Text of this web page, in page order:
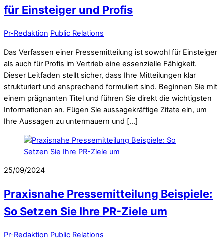
für Einsteiger und Profis
Pr-Redaktion Public Relations
Das Verfassen einer Pressemitteilung ist sowohl für Einsteiger
als auch für Profis im Vertrieb eine essenzielle Fähigkeit.
Dieser Leitfaden stellt sicher, dass Ihre Mitteilungen klar
strukturiert und ansprechend formuliert sind. Beginnen Sie mit
einem prägnanten Titel und führen Sie direkt die wichtigsten
Informationen an. Fügen Sie aussagekräftige Zitate ein, um
Ihre Aussagen zu untermauern und […]
25/09/2024
Praxisnahe Pressemitteilung Beispiele:
So Setzen Sie Ihre PR-Ziele um
Pr-Redaktion Public Relations